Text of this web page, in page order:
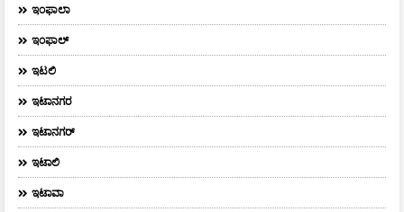
ಇಂಫಾಲಾ
ಇಂಫಾಲ್
ಇಟಲಿ
ಇಟಾನಗರ
ಇಟಾನಗರ್‌
ಇಟಾಲಿ
ಇಟಾವಾ